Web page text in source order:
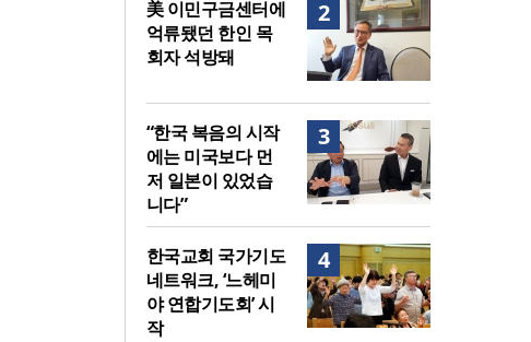
2
美 이민구금센터에
억류됐던 한인 목
회자 석방돼
3
“한국 복음의 시작
에는 미국보다 먼
저 일본이 있었습
니다”
4
한국교회 국가기도
네트워크, ‘느헤미
야 연합기도회’ 시
작